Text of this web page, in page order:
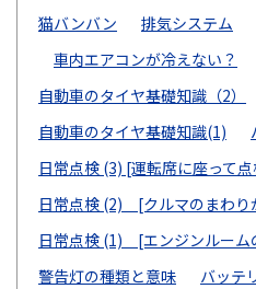
猫バンバン
排気システム
車内エアコンが冷えない？
自動車のタイヤ基礎知識（2）
自動車のタイヤ基礎知識(1)
日常点検 (3) [運転席に座って
日常点検 (2) [クルマのまわり
日常点検 (1) [エンジンルーム
警告灯の種類と意味
バッテ